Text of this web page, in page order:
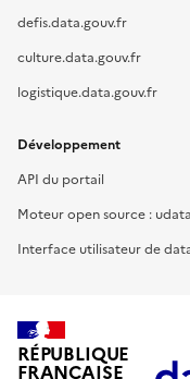
defis.data.gouv.fr
culture.data.gouv.fr
logistique.data.gouv.fr
Développement
API du portail
Moteur open source : udata
Interface utilisateur de
RÉPUBLIQUE
FRANÇAISE